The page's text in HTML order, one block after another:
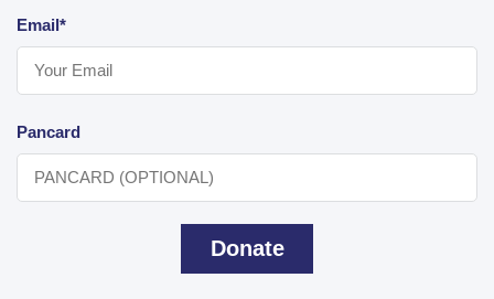
Email*
Pancard
Donate